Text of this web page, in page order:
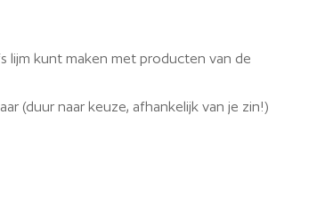
lijm kunt maken met producten van de
(duur naar keuze, afhankelijk van je zin!)